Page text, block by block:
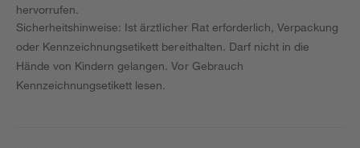
hervorrufen.
Sicherheitshinweise: Ist ärztlicher Rat erforderlich, Verpackung
oder Kennzeichnungsetikett bereithalten. Darf nicht in die
Hände von Kindern gelangen. Vor Gebrauch
Kennzeichnungsetikett lesen.